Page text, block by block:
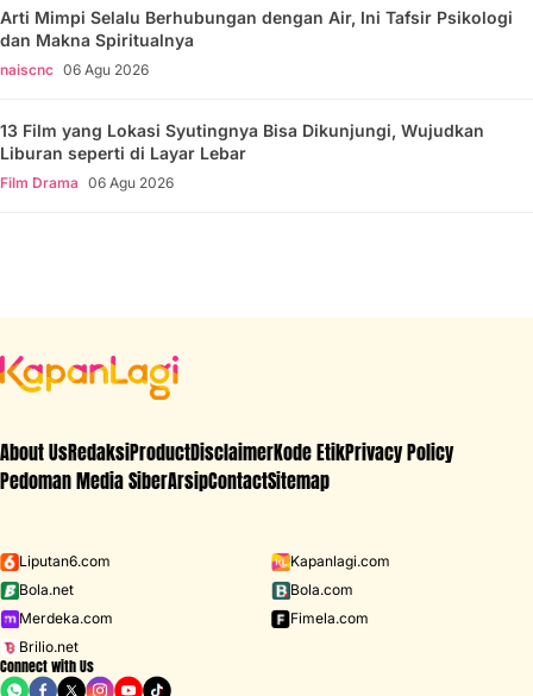
Arti Mimpi Selalu Berhubungan dengan Air, Ini Tafsir Psikologi
dan Makna Spiritualnya
naiscnc 06 Agu 2026
13 Film yang Lokasi Syutingnya Bisa Dikunjungi, Wujudkan
Liburan seperti di Layar Lebar
Film Drama 06 Agu 2026
About UsRedaksiProductDisclaimerKode EtikPrivacy Policy
Pedoman Media SiberArsipContactSitemap
Liputan6.com
Kapanlagi.com
Bola.net
Bola.com
Merdeka.com
Fimela.com
Brilio.net
Connect with Us